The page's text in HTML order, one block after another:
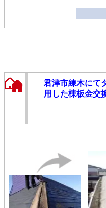
君津市練木にて
用した棟板金交